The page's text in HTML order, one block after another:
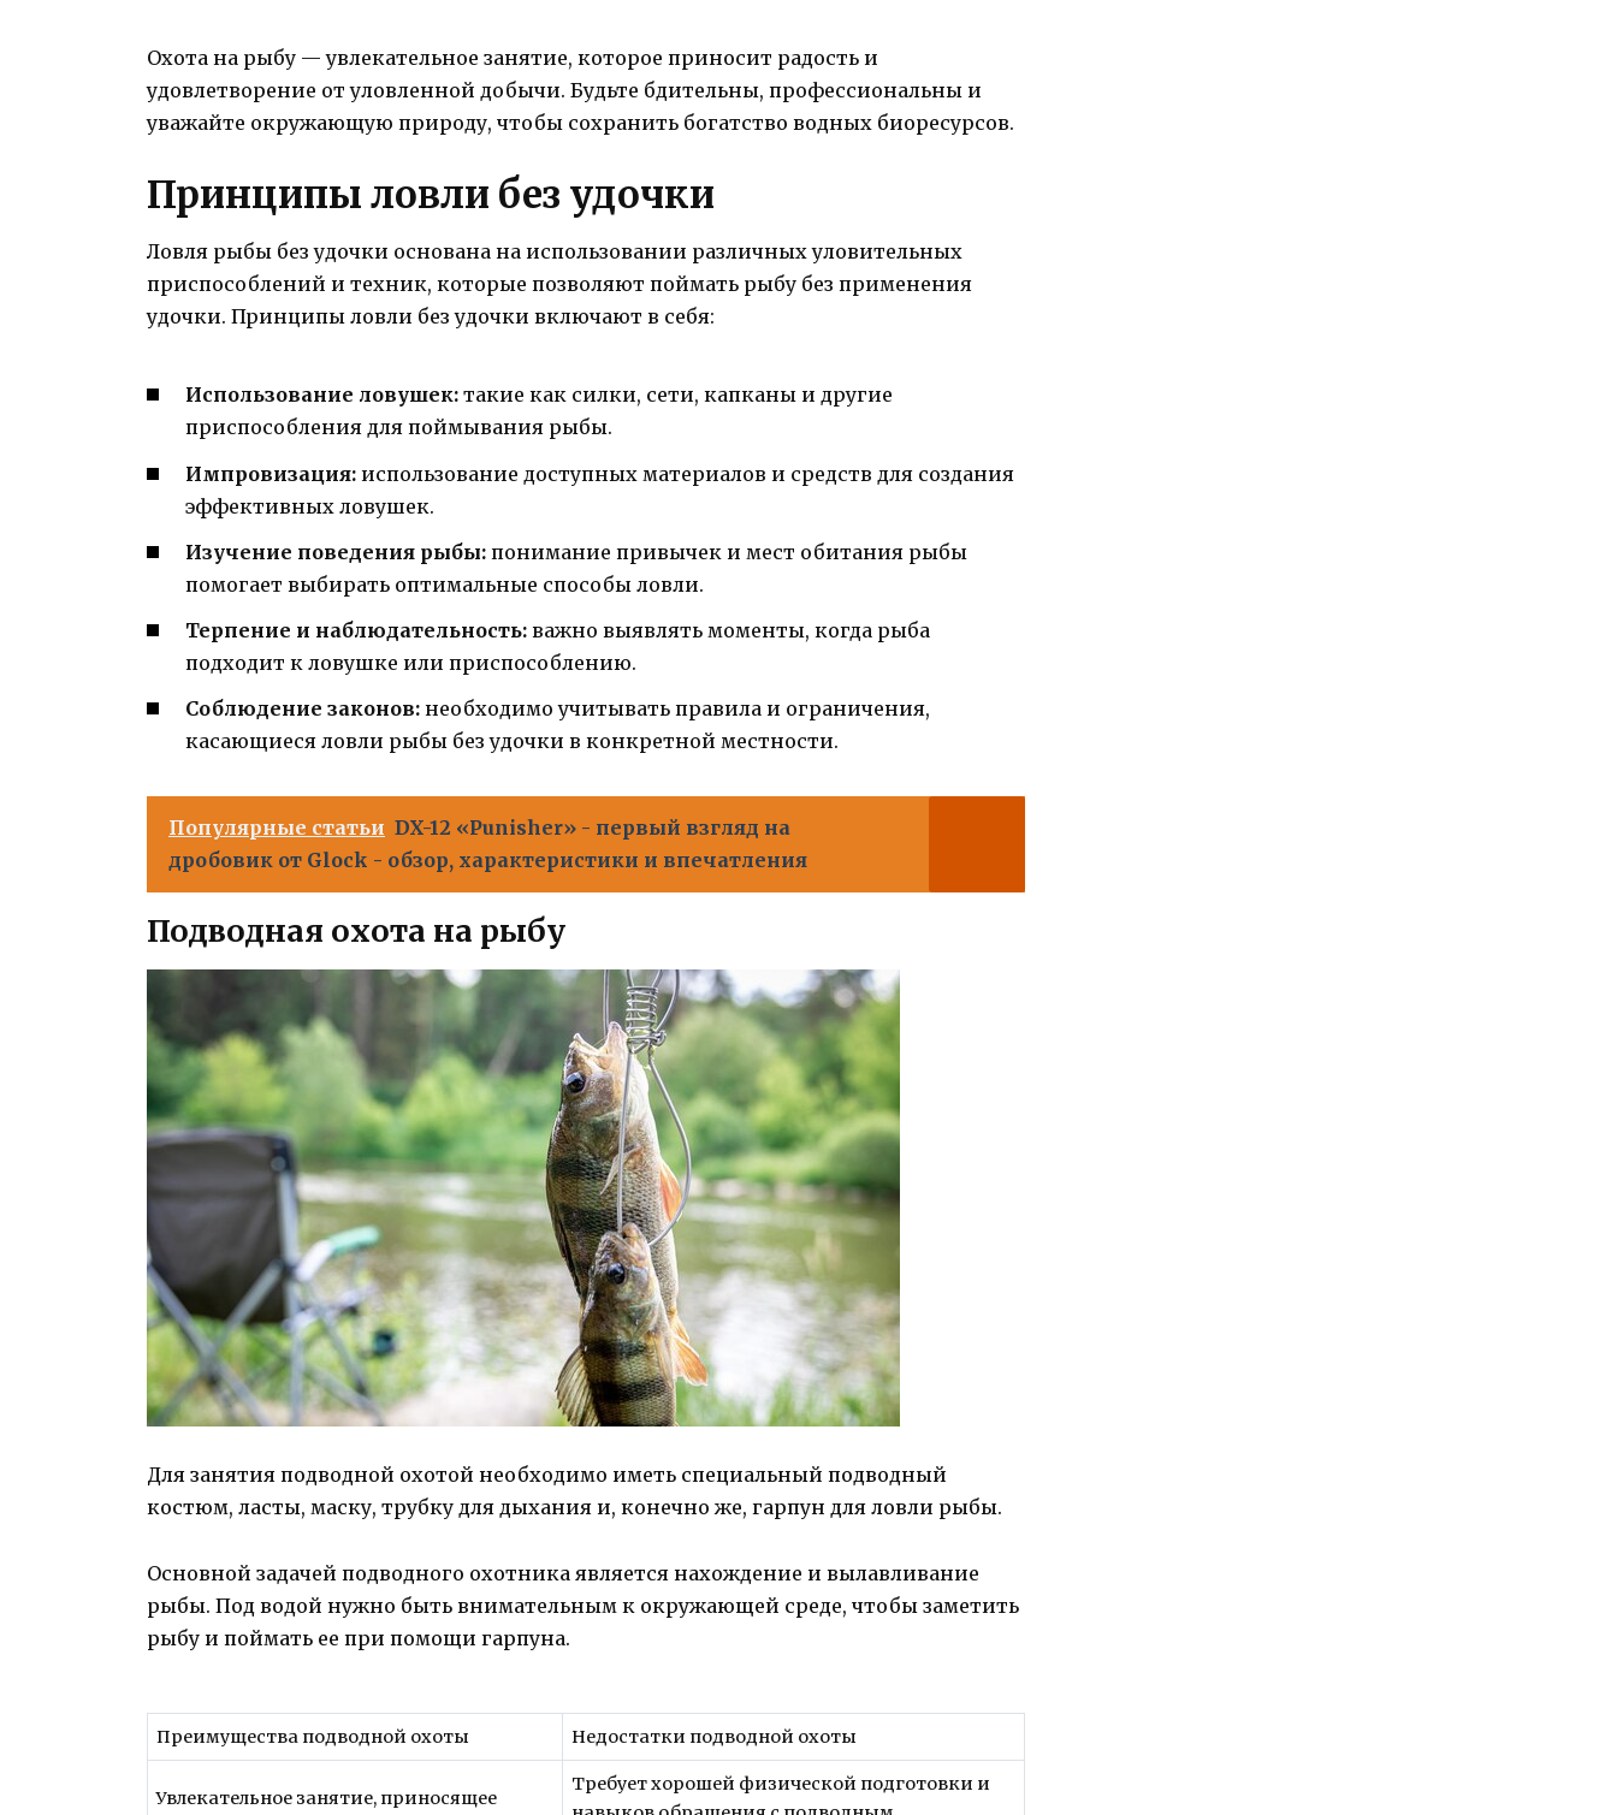
Охота на рыбу — увлекательное занятие, которое приносит радость и
удовлетворение от уловленной добычи. Будьте бдительны, профессиональны и
уважайте окружающую природу, чтобы сохранить богатство водных биоресурсов.
Принципы ловли без удочки
Ловля рыбы без удочки основана на использовании различных уловительных
приспособлений и техник, которые позволяют поймать рыбу без применения
удочки. Принципы ловли без удочки включают в себя:
Использование ловушек: такие как силки, сети, капканы и другие
приспособления для поймывания рыбы.
Импровизация: использование доступных материалов и средств для создания
эффективных ловушек.
Изучение поведения рыбы: понимание привычек и мест обитания рыбы
помогает выбирать оптимальные способы ловли.
Терпение и наблюдательность: важно выявлять моменты, когда рыба
подходит к ловушке или приспособлению.
Соблюдение законов: необходимо учитывать правила и ограничения,
касающиеся ловли рыбы без удочки в конкретной местности.
Популярные статьи DX-12 «Punisher» - первый взгляд на
дробовик от Glock - обзор, характеристики и впечатления
Подводная охота на рыбу
Для занятия подводной охотой необходимо иметь специальный подводный
костюм, ласты, маску, трубку для дыхания и, конечно же, гарпун для ловли рыбы.
Основной задачей подводного охотника является нахождение и вылавливание
рыбы. Под водой нужно быть внимательным к окружающей среде, чтобы заметить
рыбу и поймать ее при помощи гарпуна.
Преимущества подводной охоты Недостатки подводной охоты
Увлекательное занятие, приносящее
Требует хорошей физической подготовки и